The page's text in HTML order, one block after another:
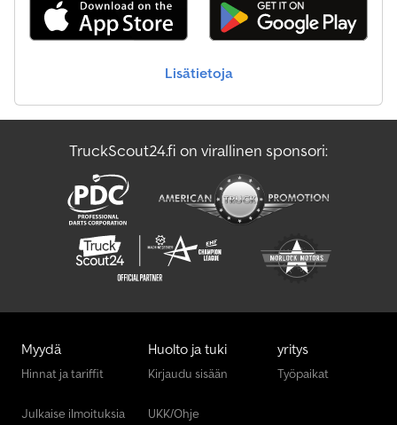
Lisätietoja
TruckScout24.fi on virallinen sponsori:
Myydä
Hinnat ja tariffit
Julkaise ilmoituksia
Huolto ja tuki
Kirjaudu sisään
UKK/Ohje
yritys
Työpaikat